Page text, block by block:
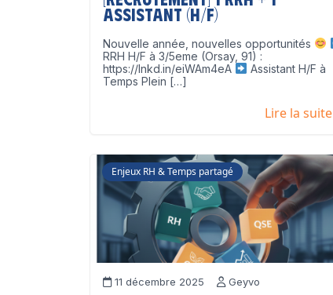
Assistant (H/F)
Nouvelle année, nouvelles opportunités
RRH H/F à 3/5eme (Orsay, 91) :
https://lnkd.in/eiWAm4eA
Assistant H/F à
Temps Plein […]
Lire la suite
Enjeux RH & Temps partagé
11 décembre 2025 Geyvo